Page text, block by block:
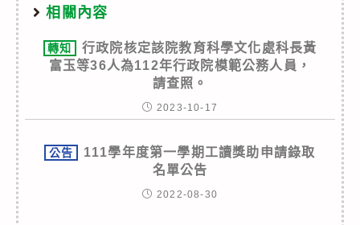
相關內容
轉知
行政院核定該院教育科學文化處科長黃
富玉等36人為112年行政院模範公務人員，
請查照。
2023-10-17
公告
111學年度第一學期工讀獎助申請錄取
名單公告
2022-08-30